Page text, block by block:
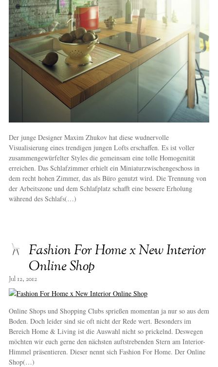
Der junge Designer Maxim Zhukov hat diese wudnervolle
Visualisierung eines trendigen jungen Lofts erschaffen. Es ist voller
zusammengewürfelter Styles die gemeinsam eine tolle Homogenität
erreichen. Das Schlafzimmer erhielt ein Miniaturzwischengeschoss in
dem recht hohen Zimmer, das als Büro genutzt wird. Die Trennung von
der Arbeitszone und dem Schlafplatz schafft eine bessere Erholung
während des Schlafs(…)
Fashion For Home x New Interior
Online Shop
Jul 12, 2012
Online Shops und Shopping Clubs sprießen momentan ja nur so aus dem
Boden. Doch leider sind sie oft nicht der Rede wert. Besonders im
Bereich Home & Living ist die Auswahl nicht so prickelnd. Deswegen
möchten wir euch gerne den nächsten auftstrebenden Stern am Interior-
Himmel präsentieren. Dieser nennt sich Fashion For Home. Der Online
Shop(…)